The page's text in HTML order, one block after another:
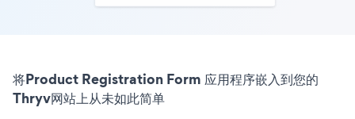
将Product Registration Form 应用程序嵌入到您的
Thryv网站上从未如此简单